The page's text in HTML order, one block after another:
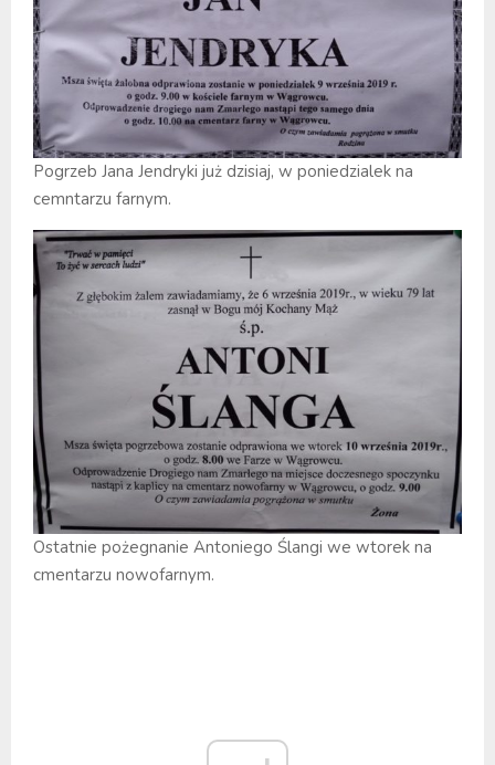
Pogrzeb Jana Jendryki już dzisiaj, w poniedzialek na
cemntarzu farnym.
Ostatnie pożegnanie Antoniego Ślangi we wtorek na
cmentarzu nowofarnym.